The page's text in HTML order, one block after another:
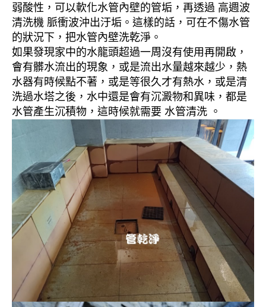
弱酸性，可以軟化水管內壁的管垢，再透過 高週波
清洗機 脈衝波沖出汙垢。這樣的話，可在不傷水管
的狀況下，把水管內壁洗乾淨。
如果發現家中的水龍頭超過一周沒有使用再開啟，
會有髒水流出的現象，或是流出水量越來越少，熱
水器有時候點不著，或是等很久才有熱水，或是清
洗過水塔之後，水中還是會有沉澱物和異味，都是
水管產生沉積物，這時候就需要 水管清洗 。